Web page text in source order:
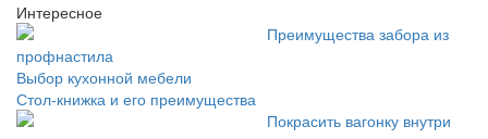
Интересное
Преимущества забора из
профнастила
Выбор кухонной мебели
Стол-книжка и его преимущества
Покрасить вагонку внутри